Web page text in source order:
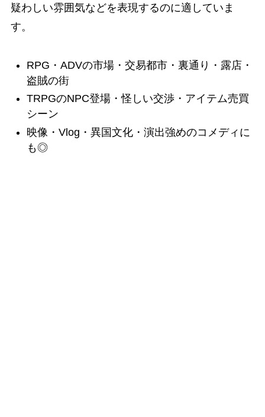
疑わしい雰囲気などを表現するのに適していま
す。
RPG・ADVの市場・交易都市・裏通り・露店・
盗賊の街
TRPGのNPC登場・怪しい交渉・アイテム売買
シーン
映像・Vlog・異国文化・演出強めのコメディに
も◎